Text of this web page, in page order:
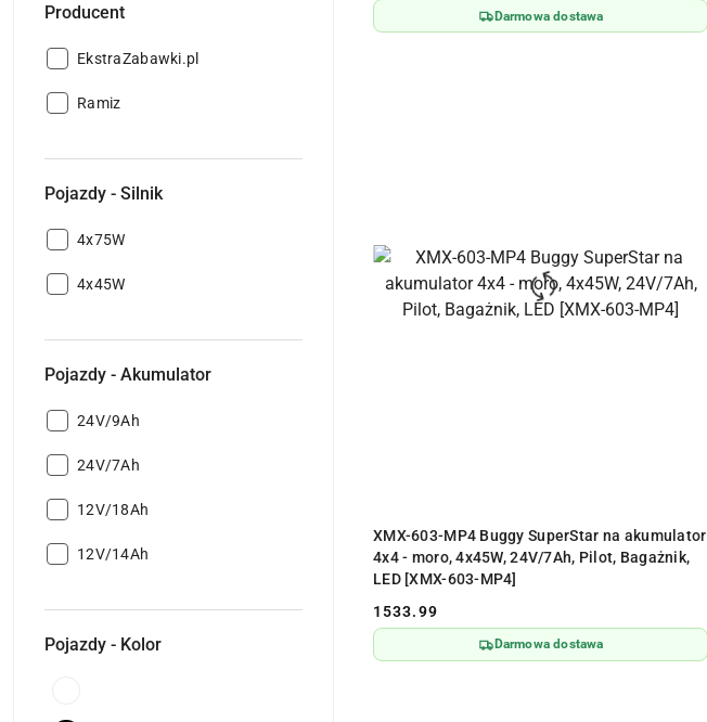
Producent
Producent:
EkstraZabawki.pl
Producent:
Ramiz
Pojazdy - Silnik
Pojazdy
Silnik:
4x75W
Pojazdy
4x45W
Pojazdy - Akumulator
Pojazdy
Akumulator:
24V/9Ah
Pojazdy
Akumulator:
24V/7Ah
Pojazdy
Akumulator:
12V/18Ah
Pojazdy
12V/14Ah
Pojazdy - Kolor
Darmowa dostawa
XMX-603-MP4 Buggy SuperStar na akumulator
4x4 - moro, 4x45W, 24V/7Ah, Pilot, Bagażnik,
LED [XMX-603-MP4]
Cena:
1533.99
Darmowa dostawa